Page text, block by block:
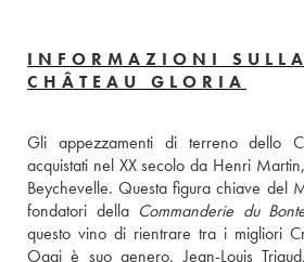
INFORMAZIONI
CHÂTEAU GLORIA
Gli appezzamenti di terreno dello
acquistati nel XX secolo da Henri
Beychevelle. Questa figura chiave del
fondatori della Commanderie du
questo vino di rientrare tra i migliori
Oggi è suo genero, Jean-Louis